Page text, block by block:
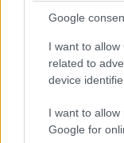
Google
I want to
related to
device
I want to
Google for
parte del
Hanuman
XVII. Una vez
antaño, sus
templos
patios